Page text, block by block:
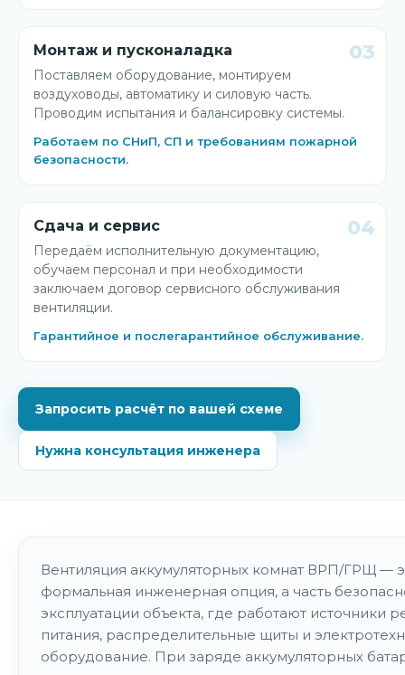
03
Монтаж и пусконаладка
Поставляем оборудование, монтируем
воздуховоды, автоматику и силовую часть.
Проводим испытания и балансировку системы.
Работаем по СНиП, СП и требованиям пожарной
безопасности.
04
Сдача и сервис
Передаём исполнительную документацию,
обучаем персонал и при необходимости
заключаем договор сервисного обслуживания
вентиляции.
Гарантийное и послегарантийное обслуживание.
Запросить расчёт по вашей схеме
Нужна консультация инженера
Вентиляция аккумуляторных комнат ВРП/ГРЩ —
формальная инженерная опция, а часть
эксплуатации объекта, где работают источники
питания, распределительные щиты и
оборудование. При заряде аккумуляторных